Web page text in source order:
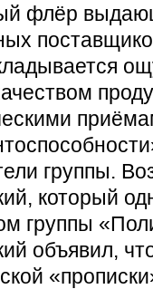
флёр
группы.
который
группы
объявил,